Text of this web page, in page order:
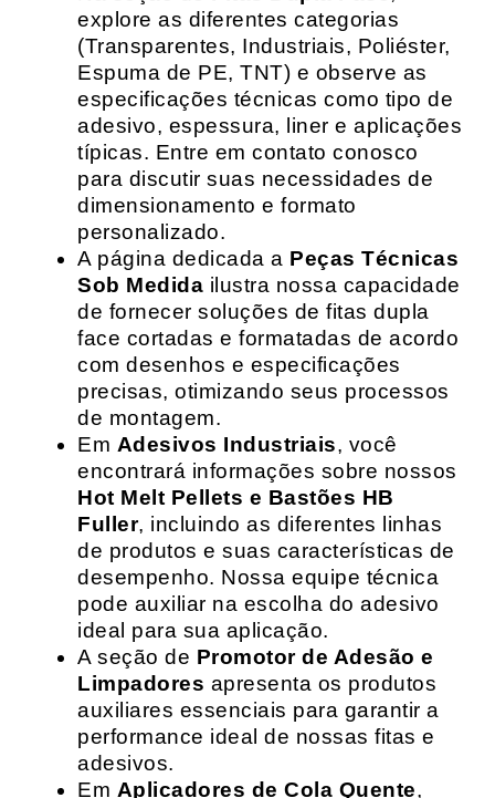
explore as diferentes categorias
(Transparentes, Industriais, Poliéster,
Espuma de PE, TNT) e observe as
especificações técnicas como tipo de
adesivo, espessura, liner e aplicações
típicas. Entre em contato conosco
para discutir suas necessidades de
dimensionamento e formato
personalizado.
A página dedicada a Peças Técnicas
Sob Medida ilustra nossa capacidade
de fornecer soluções de fitas dupla
face cortadas e formatadas de acordo
com desenhos e especificações
precisas, otimizando seus processos
de montagem.
Em Adesivos Industriais, você
encontrará informações sobre nossos
Hot Melt Pellets e Bastões HB
Fuller, incluindo as diferentes linhas
de produtos e suas características de
desempenho. Nossa equipe técnica
pode auxiliar na escolha do adesivo
ideal para sua aplicação.
A seção de Promotor de Adesão e
Limpadores apresenta os produtos
auxiliares essenciais para garantir a
performance ideal de nossas fitas e
adesivos.
Em Aplicadores de Cola Quente,